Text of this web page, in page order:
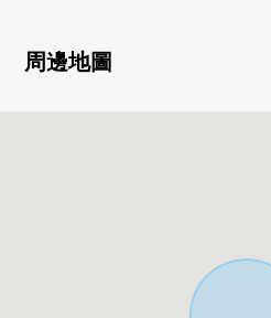
・超市以及公園在近鄰分散地存在
周邊地圖